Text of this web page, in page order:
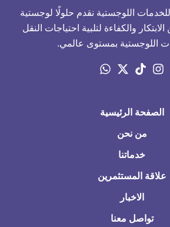
اللوجستية نقدم حلولًا لوجستية
والكفاءة لتلبية احتياجات النقل
اللوجستية بمستوى عالمي.
الصفحة الرئيسية
من نحن
خدماتنا
علاقة المستثمرين
الاخبار
تواصل معنا